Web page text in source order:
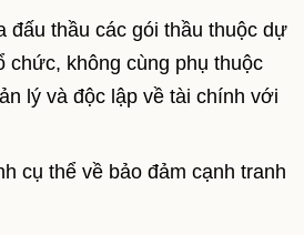
đấu thầu các gói thầu thuộc dự
chức, không cùng phụ thuộc
lý và độc lập về tài chính với
cụ thể về bảo đảm cạnh tranh